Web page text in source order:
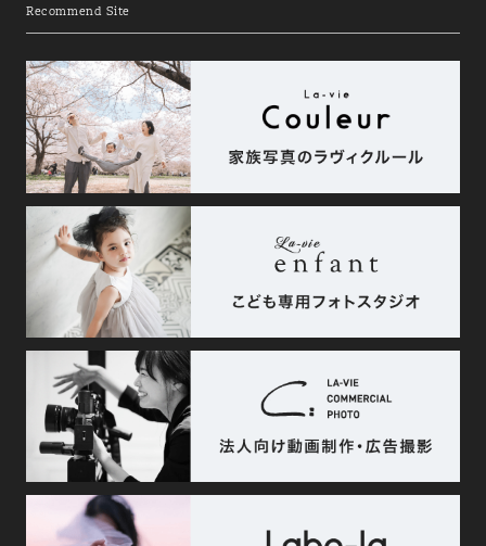
Recommend Site